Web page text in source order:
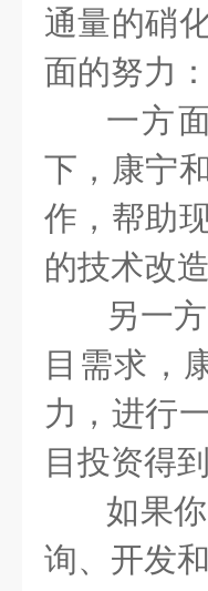
通量的硝
面的努力：
一方
下，康宁
作，帮助
的技术改造
另一
目需求，
力，进行
目投资得
如果
询、开发